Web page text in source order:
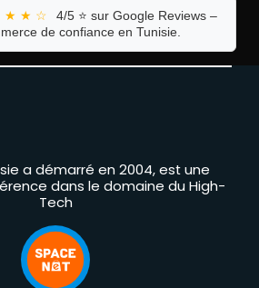
★ ★ ☆
4/5 ⭐ sur Google Reviews –
de confiance en Tunisie.
a démarré en 2004, est une
dans le domaine du High-
Tech